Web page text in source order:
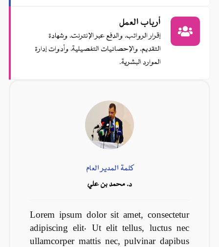
العمل
الرواتب، والدفع عبر الإنترنت، وشهادة
والإحصائيات التفصيلية، وأدوات إدارة
Lorem ipsum dolor sit amet,
adipiscing elit. Ut elit tellus,
ullamcorper mattis nec,